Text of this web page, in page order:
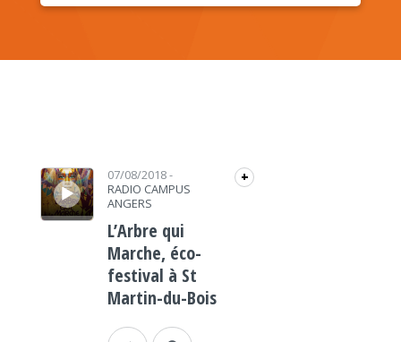
Lecteur audio 07/08/2018-
RADIO CAMPUS
ANGERS
+
L’Arbre qui
Marche, éco-
festival à St
Martin-du-Bois